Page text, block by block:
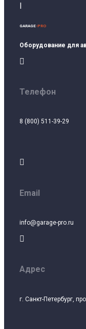
I
GARAGE-PRO
Оборудование для

Телефон
8 (800) 511-39-29

Email
info@garage-pro.ru

Адрес
г. Санкт-Петербург,